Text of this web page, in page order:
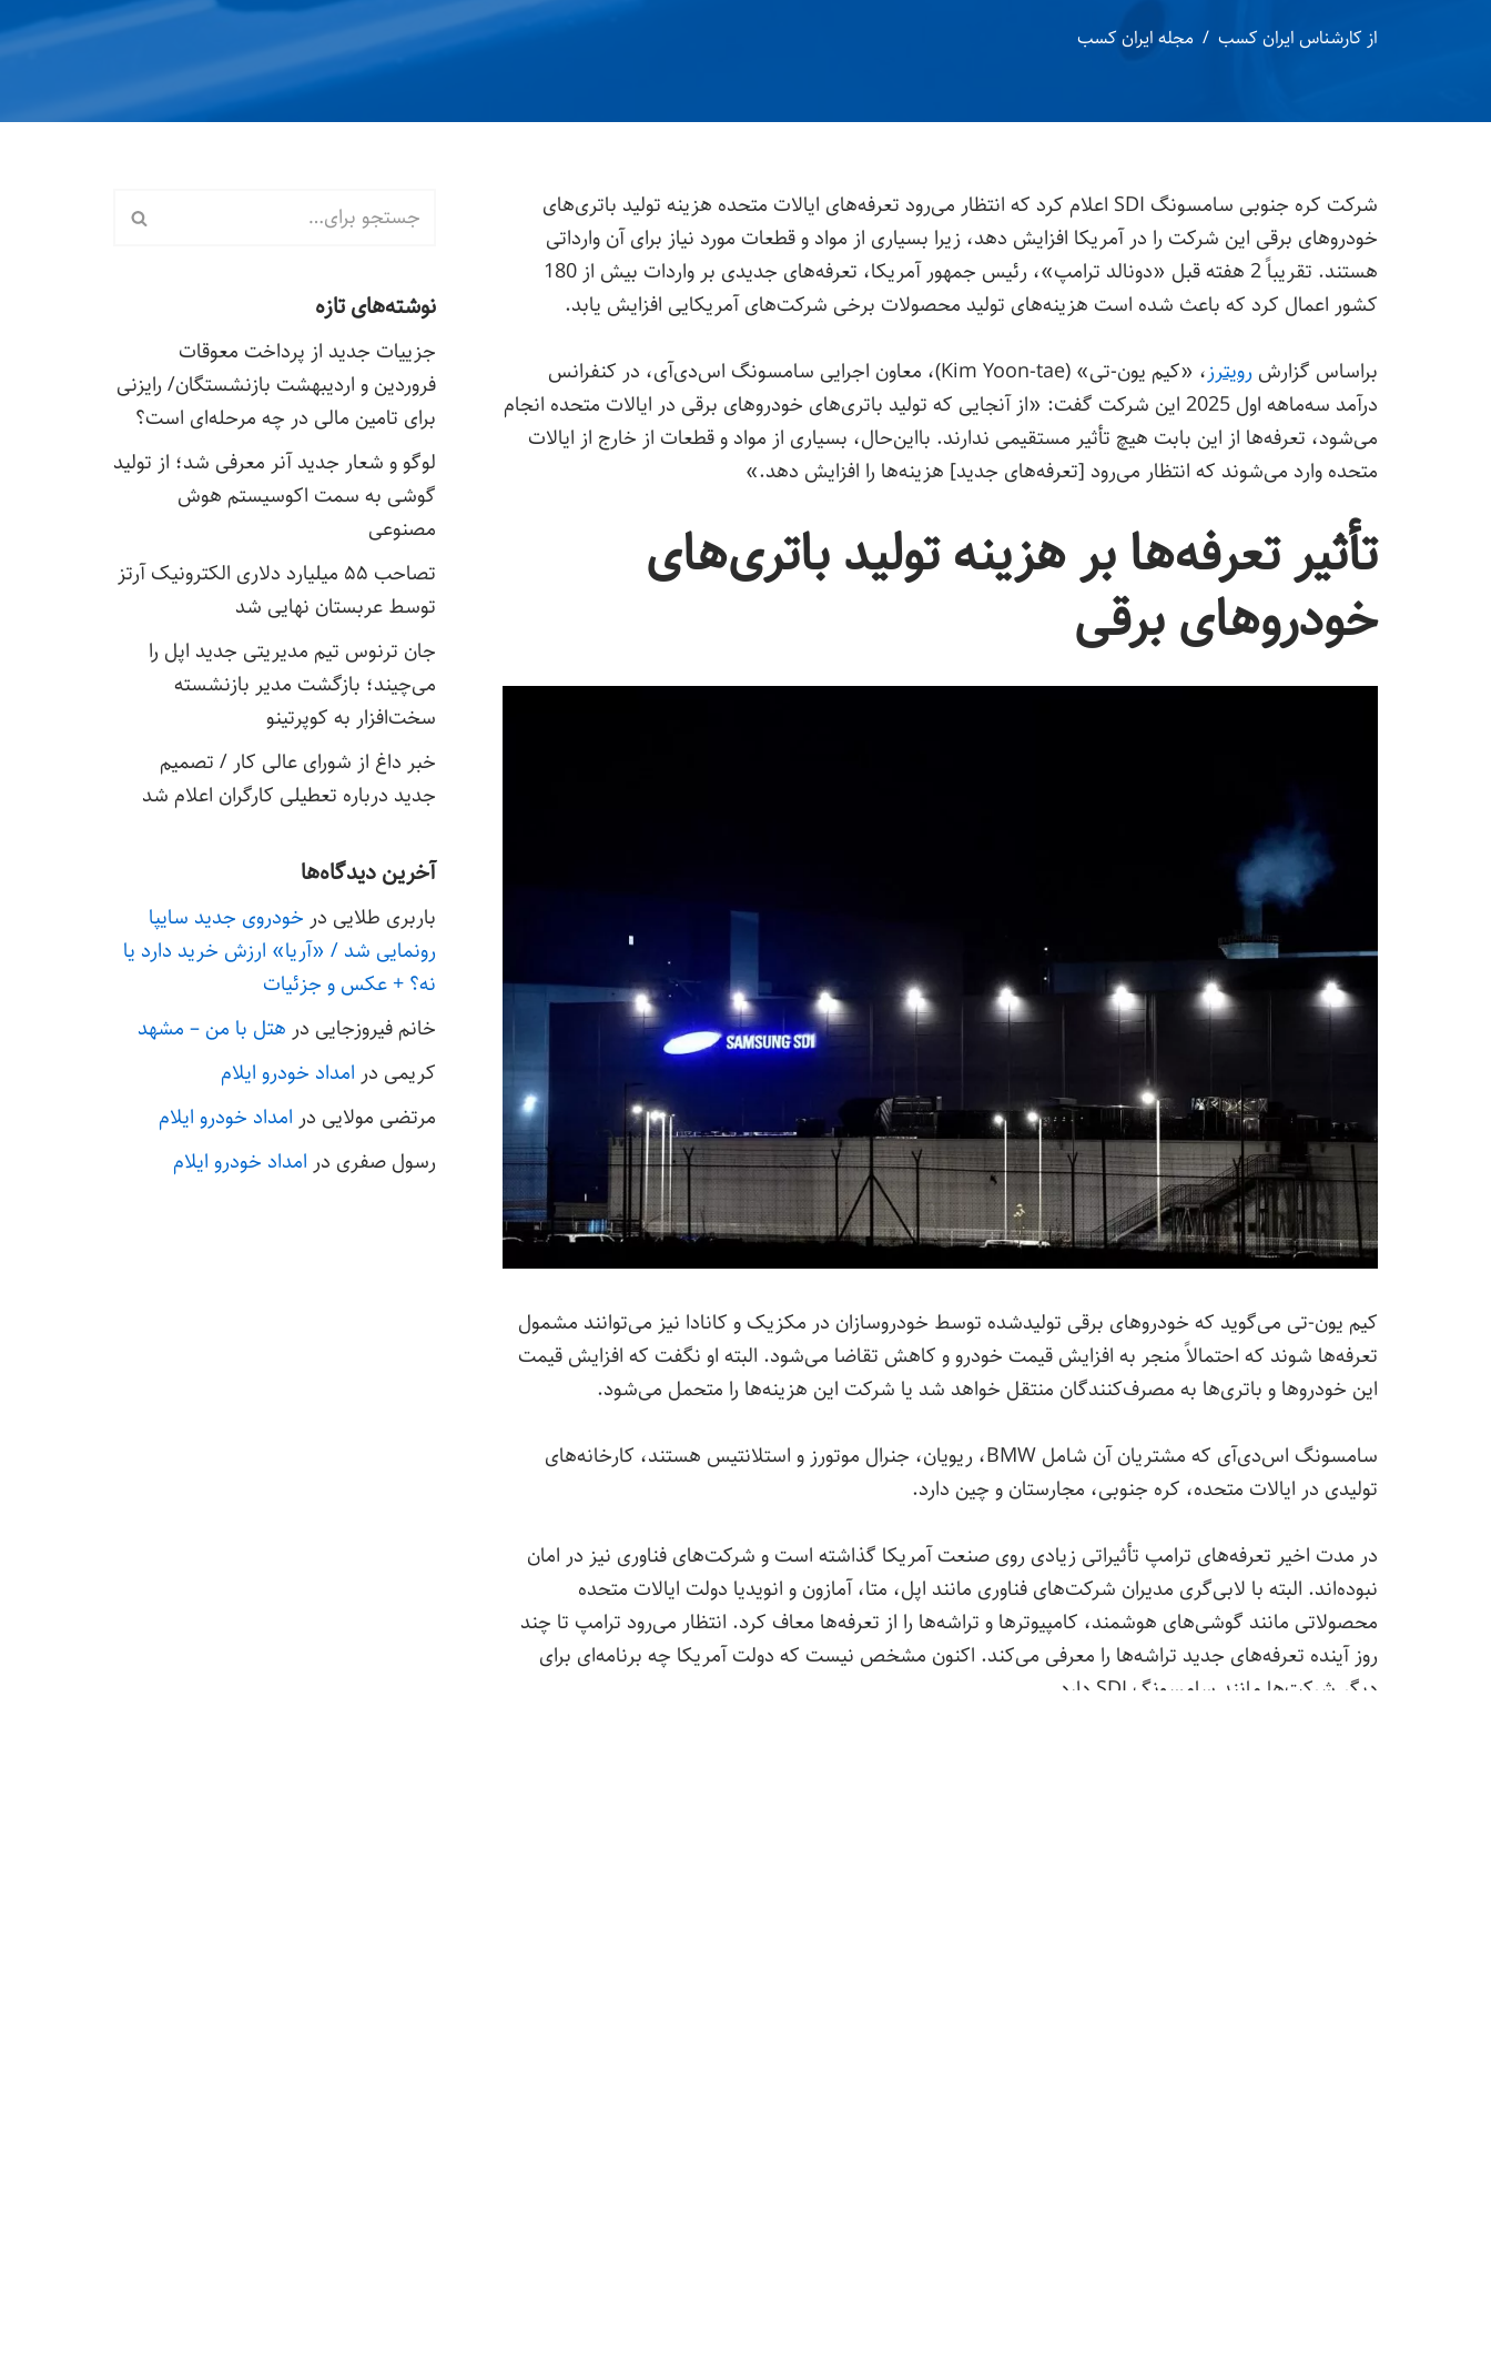
از کارشناس ایران کسب مجله ایران کسب
شرکت کره جنوبی سامسونگ SDI اعلام کرد که انتظار می‌رود تعرفه‌های ایالات متحده هزینه تولید باتری‌های
خودروهای برقی این شرکت را در آمریکا افزایش دهد، زیرا بسیاری از مواد و قطعات مورد نیاز برای آن وارداتی
هستند. تقریباً 2 هفته قبل «دونالد ترامپ»، رئیس جمهور آمریکا، تعرفه‌های جدیدی بر واردات بیش از 180
کشور اعمال کرد که باعث شده است هزینه‌های تولید محصولات برخی شرکت‌های آمریکایی افزایش یابد.
براساس گزارش رویترز
، «کیم یون-تی» (Kim Yoon-tae)، معاون اجرایی سامسونگ اس‌دی‌آی، در کنفرانس
درآمد سه‌ماهه اول 2025 این شرکت گفت: «از آنجایی که تولید باتری‌های خودروهای برقی در ایالات متحده انجام
می‌شود، تعرفه‌ها از این بابت هیچ تأثیر مستقیمی ندارند. بااین‌حال، بسیاری از مواد و قطعات از خارج از ایالات
متحده وارد می‌شوند که انتظار می‌رود [تعرفه‌های جدید] هزینه‌ها را افزایش دهد.»
تأثیر تعرفه‌ها بر هزینه تولید باتری‌های
خودروهای برقی
کیم یون-تی می‌گوید که خودروهای برقی تولیدشده توسط خودروسازان در مکزیک و کانادا نیز می‌توانند مشمول
تعرفه‌ها شوند که احتمالاً منجر به افزایش قیمت خودرو و کاهش تقاضا می‌شود. البته او نگفت که افزایش قیمت
این خودروها و باتری‌ها به مصرف‌کنندگان منتقل خواهد شد یا شرکت این هزینه‌ها را متحمل می‌شود.
سامسونگ اس‌دی‌آی که مشتریان آن شامل BMW، ریویان، جنرال موتورز و استلانتیس هستند، کارخانه‌های
تولیدی در ایالات متحده، کره جنوبی، مجارستان و چین دارد.
در مدت اخیر تعرفه‌های ترامپ تأثیراتی زیادی روی صنعت‌ آمریکا گذاشته است و شرکت‌های فناوری نیز در امان
نبوده‌اند. البته با لابی‌گری مدیران شرکت‌های فناوری مانند اپل، متا، آمازون و انویدیا دولت ایالات متحده
محصولاتی مانند گوشی‌های هوشمند، کامپیوترها و تراشه‌ها را از تعرفه‌ها معاف کرد. انتظار می‌رود ترامپ تا چند
روز آینده تعرفه‌های جدید تراشه‌ها را معرفی می‌کند. اکنون مشخص نیست که دولت آمریکا چه برنامه‌ای برای
دیگر شرکت‌ها مانند سامسونگ SDI دارد.
نوشته‌های تازه
جزییات جدید از پرداخت معوقات
فروردین و اردیبهشت بازنشستگان/ رایزنی
برای تامین مالی در چه مرحله‌ای است؟
لوگو و شعار جدید آنر معرفی شد؛ از تولید
گوشی به سمت اکوسیستم هوش
مصنوعی
تصاحب ۵۵ میلیارد دلاری الکترونیک آرتز
توسط عربستان نهایی شد
جان ترنوس تیم مدیریتی جدید اپل را
می‌چیند؛ بازگشت مدیر بازنشسته
سخت‌افزار به کوپرتینو
خبر داغ از شورای عالی کار / تصمیم
جدید درباره تعطیلی کارگران اعلام شد
آخرین دیدگاه‌ها
باربری طلایی در خودروی جدید سایپا
رونمایی شد / «آریا» ارزش خرید دارد یا
نه؟ + عکس و جزئیات
خانم فیروزجایی در هتل با من – مشهد
کریمی در امداد خودرو ایلام
مرتضی مولایی در امداد خودرو ایلام
رسول صفری در امداد خودرو ایلام